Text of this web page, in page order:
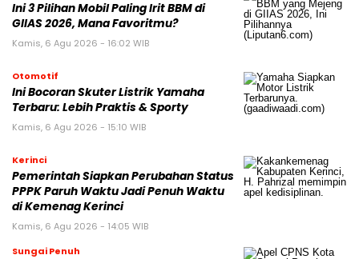
Ini 3 Pilihan Mobil Paling Irit BBM di
GIIAS 2026, Mana Favoritmu?
Kamis, 6 Agu 2026 - 16:02 WIB
Otomotif
Ini Bocoran Skuter Listrik Yamaha
Terbaru: Lebih Praktis & Sporty
Kamis, 6 Agu 2026 - 15:10 WIB
Kerinci
Pemerintah Siapkan Perubahan Status
PPPK Paruh Waktu Jadi Penuh Waktu
di Kemenag Kerinci
Kamis, 6 Agu 2026 - 14:05 WIB
Sungai Penuh